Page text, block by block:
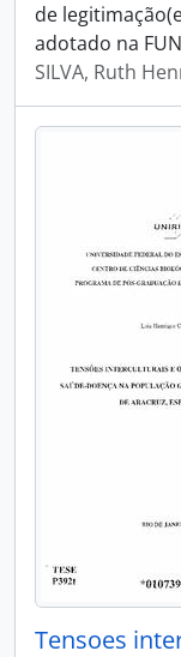
de
adotado na
SILVA, Ruth